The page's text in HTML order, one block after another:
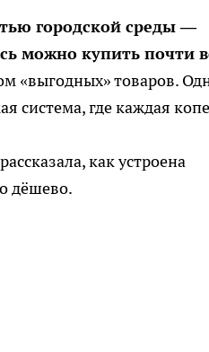
городской среды —
можно купить почти
«выгодных» товаров.
система, где каждая
как устроена
дёшево.